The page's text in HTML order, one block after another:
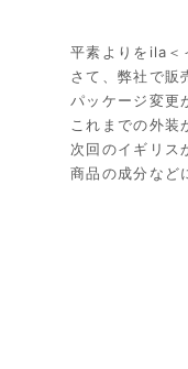
平素よりをila＜
さて、弊社で販
パッケージ変更
これまでの外装
次回のイギリス
商品の成分など